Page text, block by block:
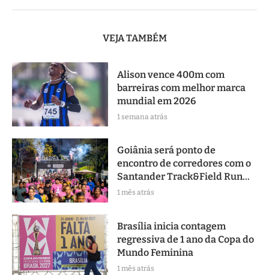
VEJA TAMBÉM
Alison vence 400m com
barreiras com melhor marca
mundial em 2026
1 semana atrás
Goiânia será ponto de
encontro de corredores com o
Santander Track&Field Run...
1 mês atrás
Brasília inicia contagem
regressiva de 1 ano da Copa do
Mundo Feminina
1 mês atrás